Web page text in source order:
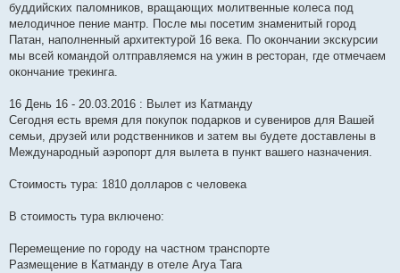
буддийских паломников, вращающих молитвенные колеса под
мелодичное пение мантр. После мы посетим знаменитый город
Патан, наполненный архитектурой 16 века. По окончании экскурсии
мы всей командой олтправляемся на ужин в ресторан, где отмечаем
окончание трекинга.
16 День 16 - 20.03.2016 : Вылет из Катманду
Сегодня есть время для покупок подарков и сувениров для Вашей
семьи, друзей или родственников и затем вы будете доставлены в
Международный аэропорт для вылета в пункт вашего назначения.
Стоимость тура: 1810 долларов с человека
В стоимость тура включено:
Перемещение по городу на частном транспорте
Размещение в Катманду в отеле Arya Tara